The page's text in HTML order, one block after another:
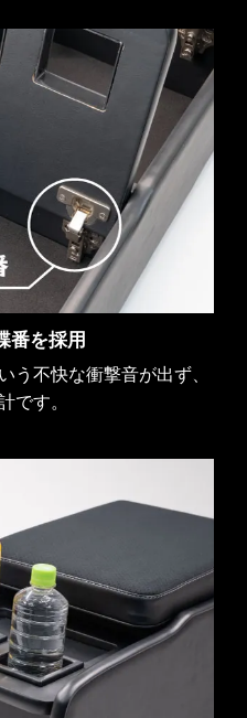
番を採用
う不快な衝撃音が出ず、
です。